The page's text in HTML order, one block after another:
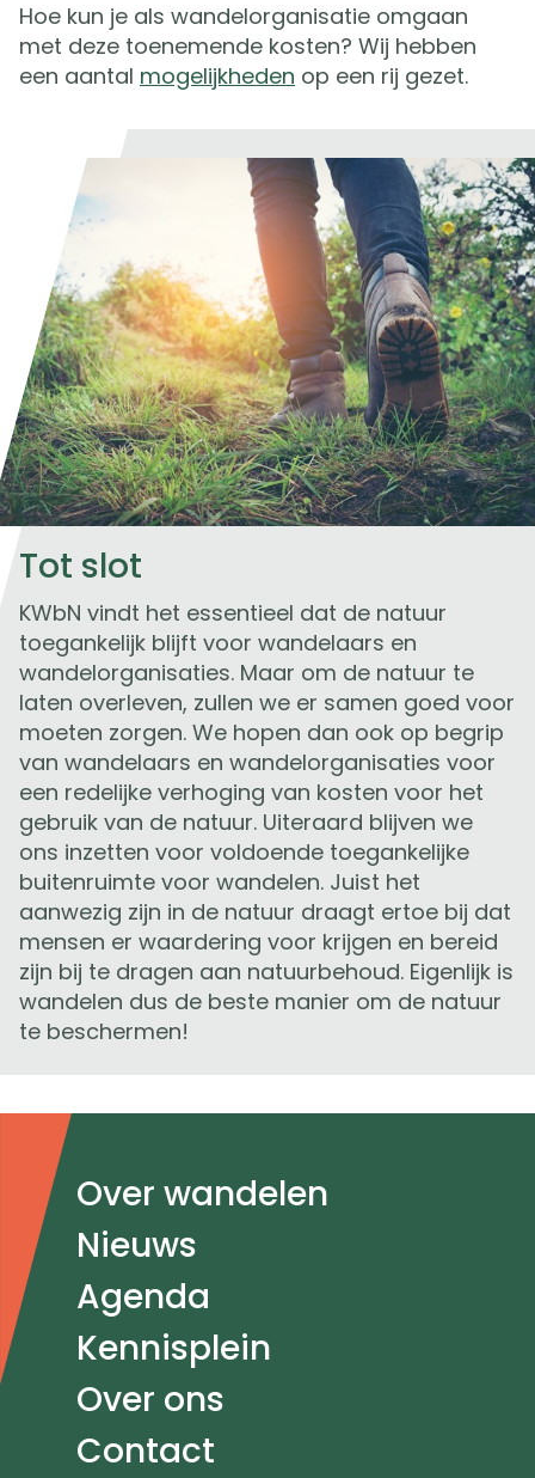
Hoe kun je als wandelorganisatie omgaan
met deze toenemende kosten? Wij hebben
een aantal mogelijkheden op een rij gezet.
Tot slot
KWbN vindt het essentieel dat de natuur
toegankelijk blijft voor wandelaars en
wandelorganisaties. Maar om de natuur te
laten overleven, zullen we er samen goed voor
moeten zorgen. We hopen dan ook op begrip
van wandelaars en wandelorganisaties voor
een redelijke verhoging van kosten voor het
gebruik van de natuur. Uiteraard blijven we
ons inzetten voor voldoende toegankelijke
buitenruimte voor wandelen. Juist het
aanwezig zijn in de natuur draagt ertoe bij dat
mensen er waardering voor krijgen en bereid
zijn bij te dragen aan natuurbehoud. Eigenlijk is
wandelen dus de beste manier om de natuur
te beschermen!
Doormat
navigatie
Over wandelen
Nieuws
Agenda
Kennisplein
Over ons
Contact